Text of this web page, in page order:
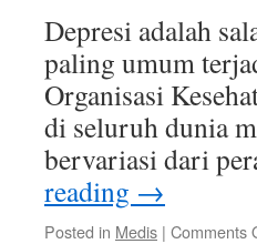
Depresi adalah
paling umum
Organisasi
di seluruh dunia
bervariasi dari
reading →
Posted in Medis | Comments